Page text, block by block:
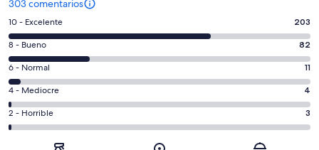
303 comentarios
203
comentarios
de
un
total
de
303
con
10 - Excelente 203
82
comentarios
de
un
total
de
8 - Bueno 82
11
comentarios
de
un
total
6 - Normal 11
4
comentarios
de
4 - Mediocre 4
3
comentarios
2 - Horrible 3